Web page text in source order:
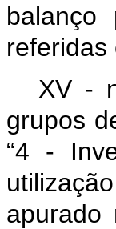
referidas
XV -
grupos
“4 -
apurado